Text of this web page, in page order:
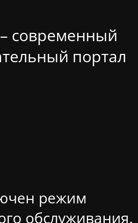
современный
портал
режим
обслуживания.